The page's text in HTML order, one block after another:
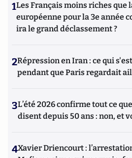
1Les Français moins riches que
européenne pour la 3e année
ira le grand déclassement ?
2Répression en Iran : ce qui
pendant que Paris regardait
3L’été 2026 confirme tout ce
disent depuis 50 ans : non, et
4Xavier Driencourt :